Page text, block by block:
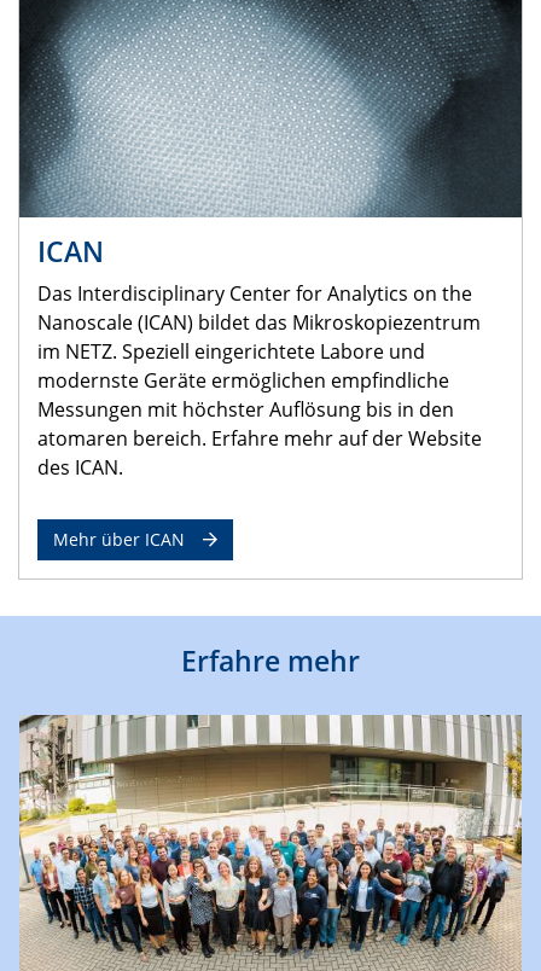
ICAN
Das Interdisciplinary Center for Analytics on the
Nanoscale (ICAN) bildet das Mikroskopiezentrum
im NETZ. Speziell eingerichtete Labore und
modernste Geräte ermöglichen empfindliche
Messungen mit höchster Auflösung bis in den
atomaren bereich. Erfahre mehr auf der Website
des ICAN.
Mehr über ICAN
Erfahre mehr